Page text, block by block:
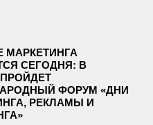
МАРКЕТИНГА
СЕГОДНЯ: В
ФОРУМ «ДНИ
РЕКЛАМЫ И